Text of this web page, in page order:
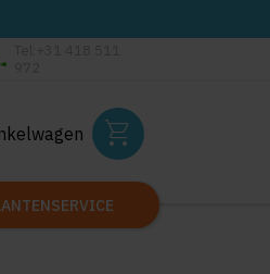
shopping_cart